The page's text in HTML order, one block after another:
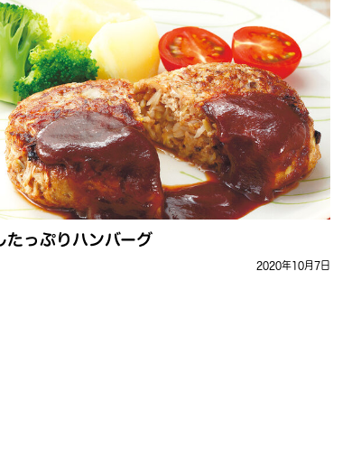
たっぷりハンバーグ
2020年10月7日